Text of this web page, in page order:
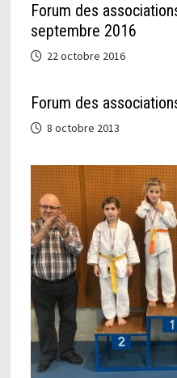
Forum des
septembre 2016
22 octobre 2016
Forum des
8 octobre 2013